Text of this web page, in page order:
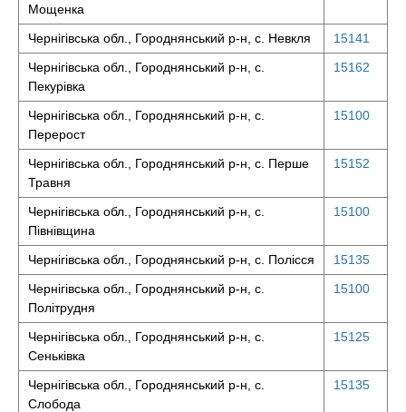
Мощенка
Чернігівська обл., Городнянський р-н, с. Невкля
15141
Чернігівська обл., Городнянський р-н, с.
Пекурівка
15162
Чернігівська обл., Городнянський р-н, с.
Перерост
15100
Чернігівська обл., Городнянський р-н, с. Перше
Травня
15152
Чернігівська обл., Городнянський р-н, с.
Півнівщина
15100
Чернігівська обл., Городнянський р-н, с. Полісся
15135
Чернігівська обл., Городнянський р-н, с.
Політрудня
15100
Чернігівська обл., Городнянський р-н, с.
Сеньківка
15125
Чернігівська обл., Городнянський р-н, с.
Слобода
15135